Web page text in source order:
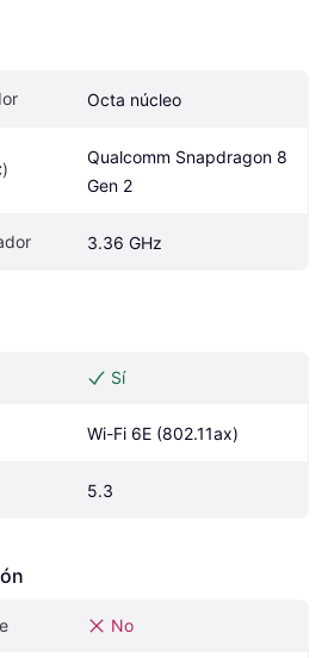
Octa núcleo
Qualcomm Snapdragon 8
Gen 2
3.36 GHz
Sí
Wi-Fi 6E (802.11ax)
5.3
No